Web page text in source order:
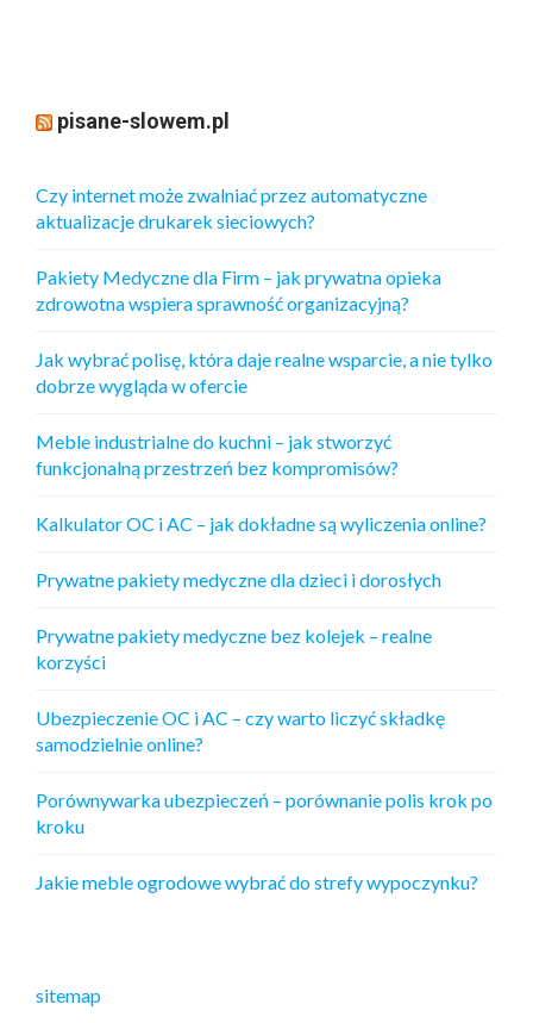
pisane-slowem.pl
Czy internet może zwalniać przez automatyczne
aktualizacje drukarek sieciowych?
Pakiety Medyczne dla Firm – jak prywatna opieka
zdrowotna wspiera sprawność organizacyjną?
Jak wybrać polisę, która daje realne wsparcie, a nie tylko
dobrze wygląda w ofercie
Meble industrialne do kuchni – jak stworzyć
funkcjonalną przestrzeń bez kompromisów?
Kalkulator OC i AC – jak dokładne są wyliczenia online?
Prywatne pakiety medyczne dla dzieci i dorosłych
Prywatne pakiety medyczne bez kolejek – realne
korzyści
Ubezpieczenie OC i AC – czy warto liczyć składkę
samodzielnie online?
Porównywarka ubezpieczeń – porównanie polis krok po
kroku
Jakie meble ogrodowe wybrać do strefy wypoczynku?
sitemap